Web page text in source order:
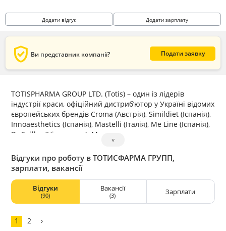
Додати відгук Додати зарплату
verified_user Ви представник компанії? Подати заявку
TOTISPHARMA GROUP LTD. (Totis) – один із лідерів
індустрії краси, офіційний дистриб’ютор у Україні відомих
європейських брендів Croma (Австрія), Simildiet (Іспанія),
Innoaesthetics (Іспанія), Mastelli (Італія), Me Line (Іспанія),
Dr.Spiller (Німеччина). Ми пропонуємо косметологам
оригінальні високоякісні препарати для контурної
пластики, біоревіталізації, біорепарації, мезотерапії, а
також пілінги та професійну косметику.
˅
Відгуки про роботу в ТОТИСФАРМА ГРУПП,
зарплати, вакансії
Відгуки
(90)
Вакансії
(3) Зарплати
1 2 ›